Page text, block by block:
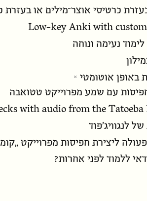
כרטיסי אוצר־מילים או בעזרת
Low-key Anki with
נעימה ונוחה
באופן אוטומטי
עם שמע מפרוייקט טטואבה
with audio from the Tatoeba
לנגוויג׳פוד
ליצירת חפיסות מפרוייקט
ללמוד לפני אחרות?